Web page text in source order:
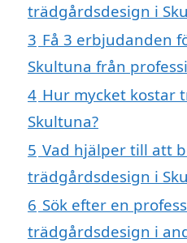
trädgårdsdesign i
3 Få 3 erbjudanden
Skultuna från
4 Hur mycket kostar
Skultuna?
5 Vad hjälper till att
trädgårdsdesign i
6 Sök efter en
trädgårdsdesign i